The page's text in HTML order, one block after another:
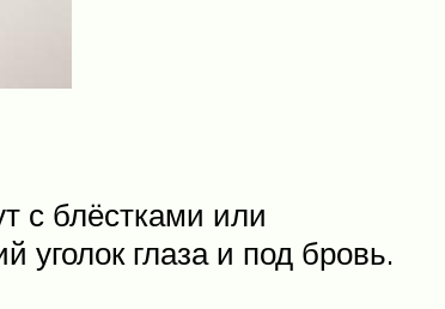
с блёстками или
глаза и под бровь.